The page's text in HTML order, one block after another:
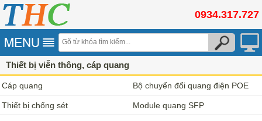
0934.317.727
Thiết bị viễn thông, cáp quang
Cáp quang Bộ chuyển đổi quang điện POE
Thiết bị chống sét Module quang SFP